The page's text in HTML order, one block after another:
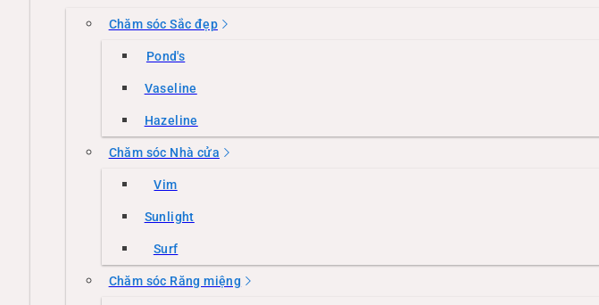
Chăm sóc Sắc đẹp
Pond's
Vaseline
Hazeline
Chăm sóc Nhà cửa
Vim
Sunlight
Surf
Chăm sóc Răng miệng